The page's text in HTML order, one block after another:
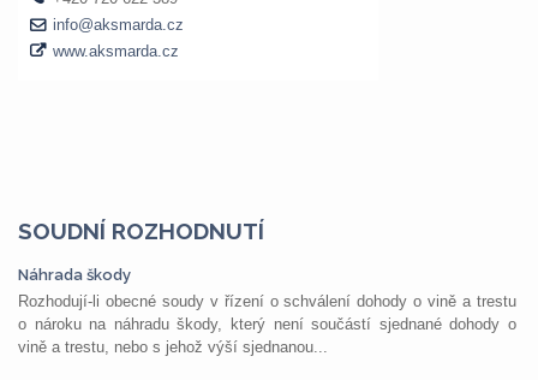
SOUDNÍ ROZHODNUTÍ
Náhrada škody
Rozhodují-li obecné soudy v řízení o schválení dohody o vině a trestu
o nároku na náhradu škody, který není součástí sjednané dohody o
vině a trestu, nebo s jehož výší sjednanou...